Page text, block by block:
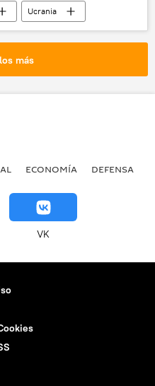
Ucrania
más
ECONOMÍA DEFENSA
VK